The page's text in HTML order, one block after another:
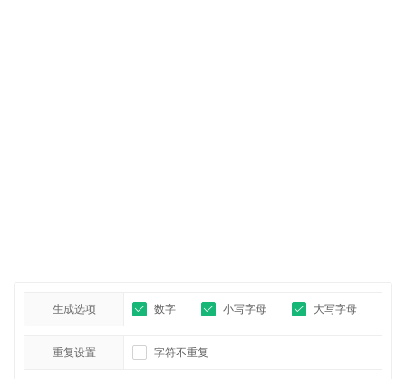
生成选项 数字 小写字母 大写字母
重复设置 字符不重复